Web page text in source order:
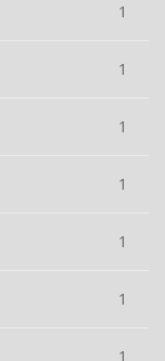
1
1
1
1
1
1
1